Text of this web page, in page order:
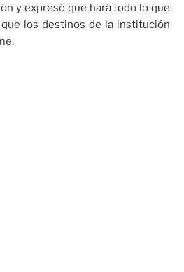
y expresó que hará todo lo que
los destinos de la institución